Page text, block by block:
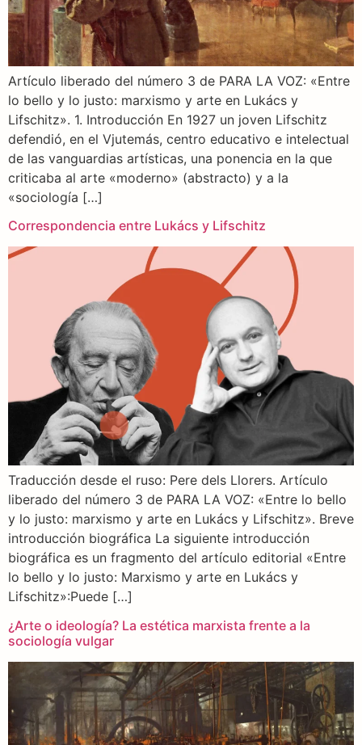
Artículo liberado del número 3 de PARA LA VOZ: «Entre
lo bello y lo justo: marxismo y arte en Lukács y
Lifschitz». 1. Introducción En 1927 un joven Lifschitz
defendió, en el Vjutemás, centro educativo e intelectual
de las vanguardias artísticas, una ponencia en la que
criticaba al arte «moderno» (abstracto) y a la
«sociología […]
Correspondencia entre Lukács y Lifschitz
Traducción desde el ruso: Pere dels Llorers. Artículo
liberado del número 3 de PARA LA VOZ: «Entre lo bello
y lo justo: marxismo y arte en Lukács y Lifschitz». Breve
introducción biográfica La siguiente introducción
biográfica es un fragmento del artículo editorial «Entre
lo bello y lo justo: Marxismo y arte en Lukács y
Lifschitz»:Puede […]
¿Arte o ideología? La estética marxista frente a la
sociología vulgar